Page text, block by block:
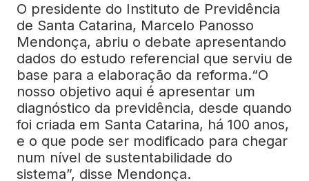
O presidente do Instituto de Previdência
de Santa Catarina, Marcelo Panosso
Mendonça, abriu o debate apresentando
dados do estudo referencial que serviu de
base para a elaboração da reforma.“O
nosso objetivo aqui é apresentar um
diagnóstico da previdência, desde quando
foi criada em Santa Catarina, há 100 anos,
e o que pode ser modificado para chegar
num nível de sustentabilidade do
sistema”, disse Mendonça.